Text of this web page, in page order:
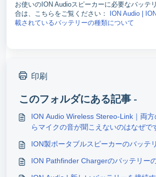
お使いのION Audioスピーカーに必要なバッテ
合は、こちらをご覧ください：
ION Audio |
載されているバッテリーの種類について
印刷
このフォルダにある記事 -
ION Audio Wireless Stereo-Link｜両
らマイクの音が聞こえないのはなぜで
ION製ポータブルスピーカーのバッテ
ION Pathfinder Chargerのバッテリー